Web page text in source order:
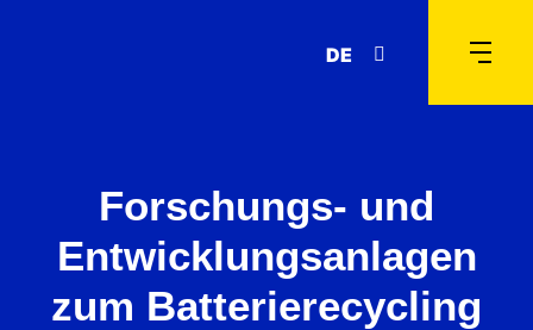
DE
Forschungs- und
Entwicklungsanlagen
zum Batterierecycling